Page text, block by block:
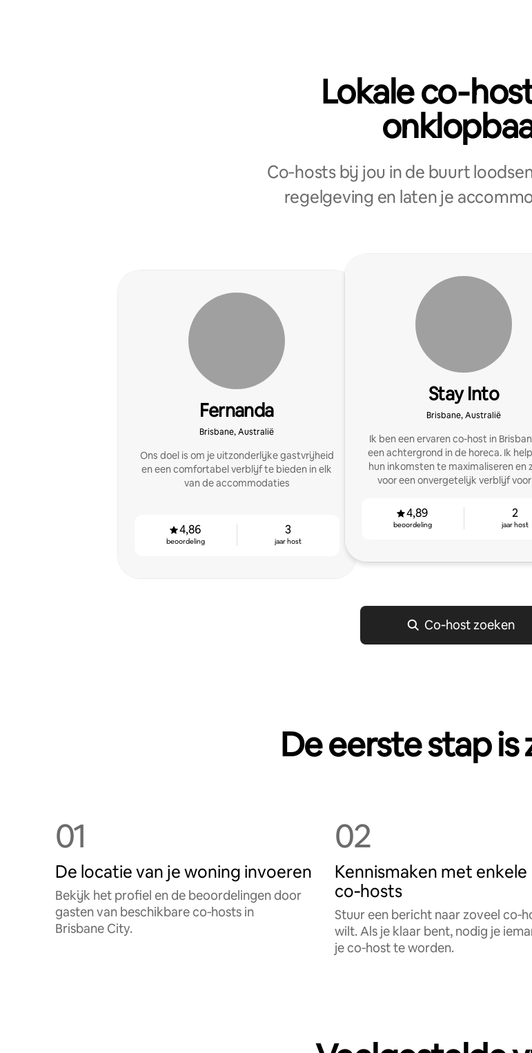
Lokale
Co‑hosts bij jou in de buurt
regelgeving en laten je
Fernanda
Brisbane, Australië
Ons doel is om je uitzonderlijke gastvrijheid
en een comfortabel verblijf te bieden in elk
van de accommodaties
4,86
beoordeling
3
jaar host
Stay Into
Brisbane, Australië
Ik ben een ervaren co-host in
een achtergrond in de horeca. Ik
hun inkomsten te maximaliseren en
voor een onvergetelijk verblijf
4,89
beoordeling
2
jaar host
Co‑host zoeken
De eerste stap is
01
De locatie van je woning invoeren
Bekijk het profiel en de beoordelingen door
gasten van beschikbare co‑hosts in
Brisbane City.
02
Kennismaken met enkele
co‑hosts
Stuur een bericht naar zoveel
wilt. Als je klaar bent, nodig je
je co‑host te worden.